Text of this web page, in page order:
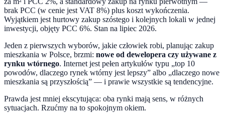
brak PCC (w cenie jest VAT 8%) plus koszt wykończenia.
Wyjątkiem jest hurtowy zakup szóstego i kolejnych lokali w jednej
inwestycji, objęty PCC 6%. Stan na lipiec 2026.
Jeden z pierwszych wyborów, jakie człowiek robi, planując zakup
mieszkania w Polsce, brzmi: nowe od dewelopera czy używane z
rynku wtórnego. Internet jest pełen artykułów typu „top 10
powodów, dlaczego rynek wtórny jest lepszy” albo „dlaczego nowe
mieszkania są przyszłością” — i prawie wszystkie są tendencyjne.
Prawda jest mniej ekscytująca: oba rynki mają sens, w różnych
sytuacjach. Rzućmy na to spokojnym okiem.